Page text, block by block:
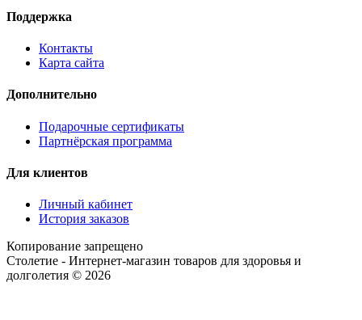
Поддержка
Контакты
Карта сайта
Дополнительно
Подарочные сертификаты
Партнёрская программа
Для клиентов
Личный кабинет
История заказов
Копирование запрещено
Столетие - Интернет-магазин товаров для здоровья и
долголетия © 2026